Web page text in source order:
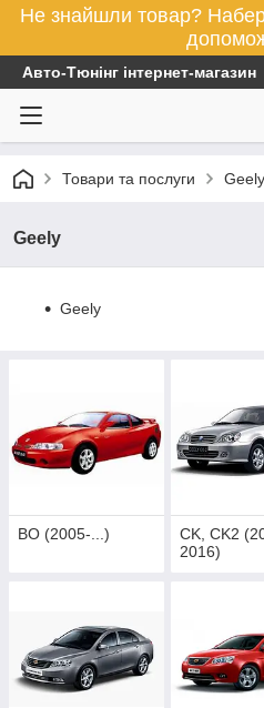
Не знайшли товар?
Авто-Тюнінг інтернет-магазин
Товари та послуги Geely
Geely
Geely
BO (2005-...)
CK, CK2
2016)